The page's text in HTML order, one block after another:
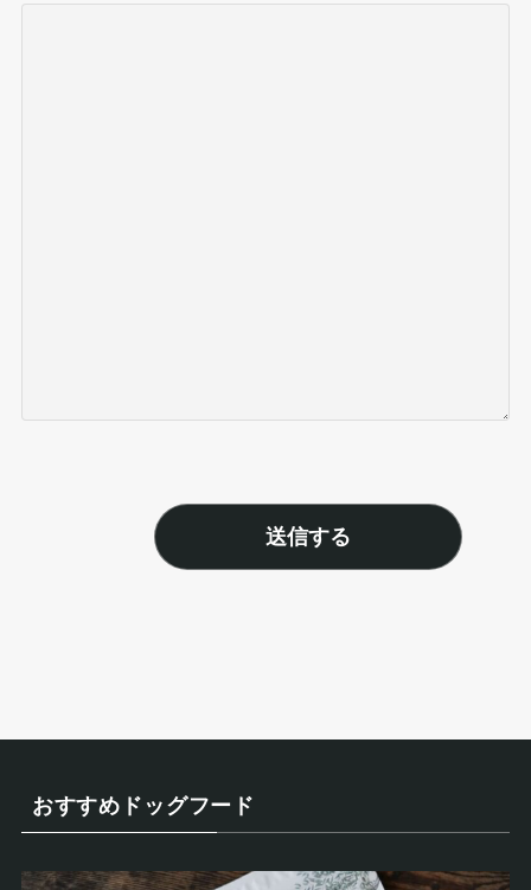
おすすめドッグフード